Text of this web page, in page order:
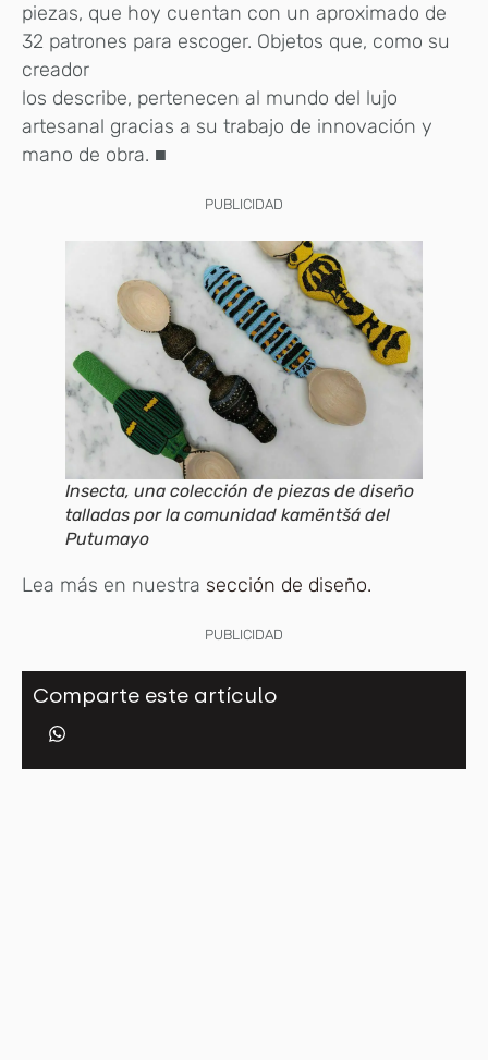
piezas, que hoy cuentan con un aproximado de
32 patrones para escoger. Objetos que, como su
creador
los describe, pertenecen al mundo del lujo
artesanal gracias a su trabajo de innovación y
mano de obra. ■
PUBLICIDAD
Insecta, una colección de piezas de diseño
talladas por la comunidad kamëntšá del
Putumayo
Lea más en nuestra sección de diseño.
PUBLICIDAD
Comparte este artículo